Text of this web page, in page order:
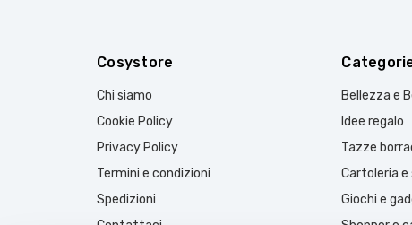
Cosystore
Chi siamo
Cookie Policy
Privacy Policy
Termini e condizioni
Spedizioni
Bellezza e
Idee regalo
Tazze
Cartoleria e
Giochi e